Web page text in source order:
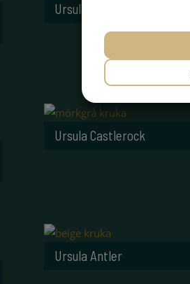
Ursula Puce
Ursula Castlerock
Ursula Antler